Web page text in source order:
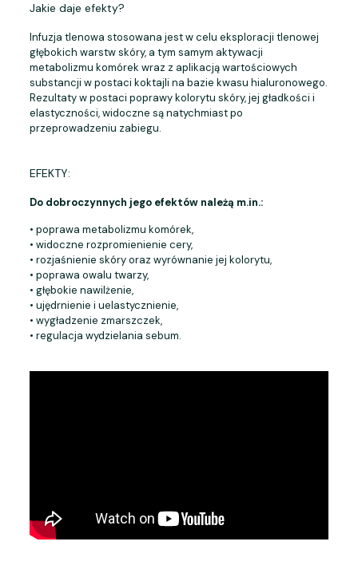
Jakie daje efekty?
Infuzja tlenowa stosowana jest w celu eksploracji tlenowej
głębokich warstw skóry, a tym samym aktywacji
metabolizmu komórek wraz z aplikacją wartościowych
substancji w postaci koktajli na bazie kwasu hialuronowego.
Rezultaty w postaci poprawy kolorytu skóry, jej gładkości i
elastyczności, widoczne są natychmiast po
przeprowadzeniu zabiegu.
EFEKTY:
Do dobroczynnych jego efektów należą m.in.:
• poprawa metabolizmu komórek,
• widoczne rozpromienienie cery,
• rozjaśnienie skóry oraz wyrównanie jej kolorytu,
• poprawa owalu twarzy,
• głębokie nawilżenie,
• ujędrnienie i uelastycznienie,
• wygładzenie zmarszczek,
• regulacja wydzielania sebum.